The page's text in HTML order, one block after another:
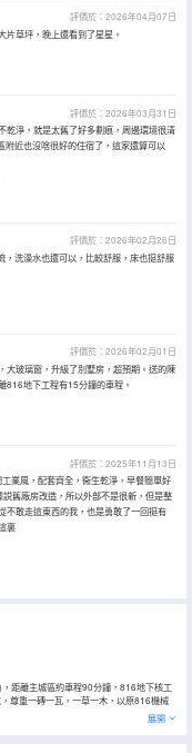
評價於：2026年04月07日
片草坪，晚上還看到了星星。
評價於：2026年03月31日
乾淨，就是太舊了好多劃痕，周邊環境很清
近也沒啥很好的住宿了，這家還算可以
評價於：2026年02月26日
洗澡水也還可以，比較舒服，床也挺舒服
評價於：2026年02月01日
大玻璃窗，升級了別墅房，超預期。送的陳
816地下工程有15分鐘的車程。
評價於：2025年11月13日
業風，配套齊全，衞生乾淨，早餐簡單好
舊廠房改造，所以外部不是很新，但是整
不敢走這東西的我，也是勇敢了一回挺有
裏
距離主城區約車程90分鐘，816地下核工
尊重一磚一瓦，一草一木，以原816機械
見星光的一個融入自然的靜怡空間。是春
星光民宿由飄浮在香樟樹林中的玻璃咖啡
展開